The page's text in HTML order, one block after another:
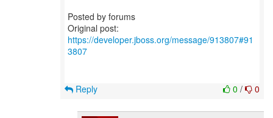
Posted by forums
Original post:
https://developer.jboss.org/message/913807#91
3807
0 / 0
Reply